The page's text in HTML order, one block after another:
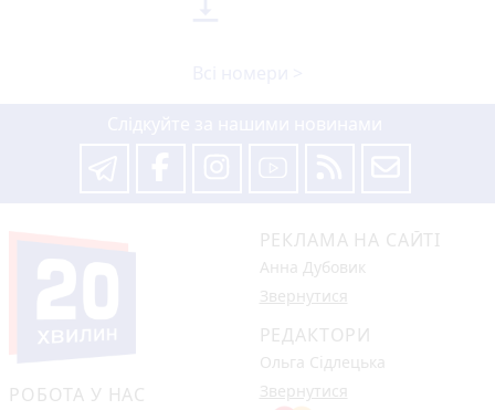
РОБОТА У НАС
РЕКЛАМА НА САЙТІ
Анна Дубовик
Звернутися
РЕДАКТОРИ
Ольга Сідлецька
Звернутися